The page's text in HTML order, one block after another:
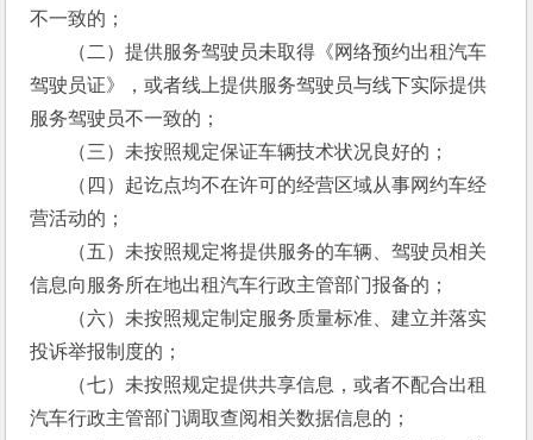
不一致的；
（二）提供服务驾驶员未取得《网络预约出租汽车
驾驶员证》，或者线上提供服务驾驶员与线下实际提供
服务驾驶员不一致的；
（三）未按照规定保证车辆技术状况良好的；
（四）起讫点均不在许可的经营区域从事网约车经
营活动的；
（五）未按照规定将提供服务的车辆、驾驶员相关
信息向服务所在地出租汽车行政主管部门报备的；
（六）未按照规定制定服务质量标准、建立并落实
投诉举报制度的；
（七）未按照规定提供共享信息，或者不配合出租
汽车行政主管部门调取查阅相关数据信息的；